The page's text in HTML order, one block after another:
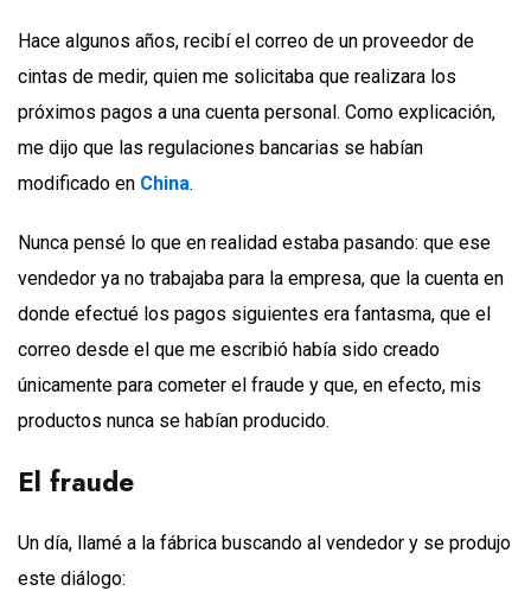
Hace algunos años, recibí el correo de un proveedor de
cintas de medir, quien me solicitaba que realizara los
próximos pagos a una cuenta personal. Como explicación,
me dijo que las regulaciones bancarias se habían
modificado en China.
Nunca pensé lo que en realidad estaba pasando: que ese
vendedor ya no trabajaba para la empresa, que la cuenta en
donde efectué los pagos siguientes era fantasma, que el
correo desde el que me escribió había sido creado
únicamente para cometer el fraude y que, en efecto, mis
productos nunca se habían producido.
El fraude
Un día, llamé a la fábrica buscando al vendedor y se produjo
este diálogo: